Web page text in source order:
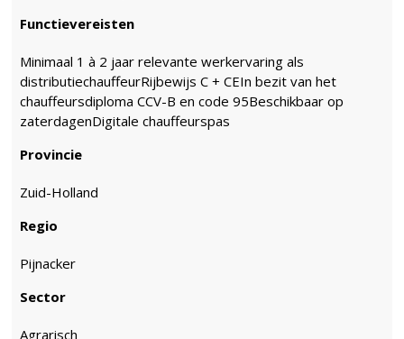
Functievereisten
Minimaal 1 à 2 jaar relevante werkervaring als
distributiechauffeurRijbewijs C + CEIn bezit van het
chauffeursdiploma CCV-B en code 95Beschikbaar op
zaterdagenDigitale chauffeurspas
Provincie
Zuid-Holland
Regio
Pijnacker
Sector
Agrarisch